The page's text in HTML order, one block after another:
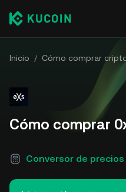
Inicio / Cómo comprar
Cómo comprar
Conversor de